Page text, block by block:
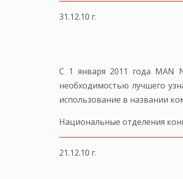
31.12.10 г.
С 1 января 2011 года MAN
необходимостью лучшего
использование в названии
Национальные отделения
21.12.10 г.